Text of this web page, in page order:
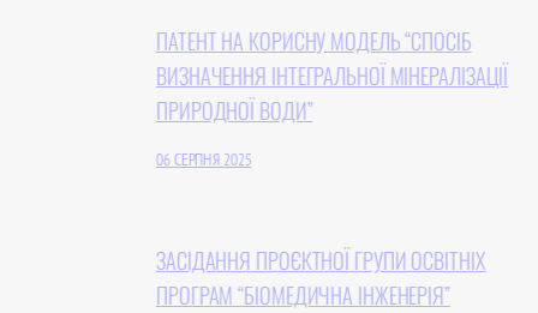
ПАТЕНТ НА КОРИСНУ МОДЕЛЬ “СПОСІБ
ВИЗНАЧЕННЯ ІНТЕГРАЛЬНОЇ МІНЕРАЛІЗАЦІЇ
ПРИРОДНОЇ ВОДИ”
06 СЕРПНЯ 2025
ЗАСІДАННЯ ПРОЄКТНОЇ ГРУПИ ОСВІТНІХ
ПРОГРАМ “БІОМЕДИЧНА ІНЖЕНЕРІЯ”